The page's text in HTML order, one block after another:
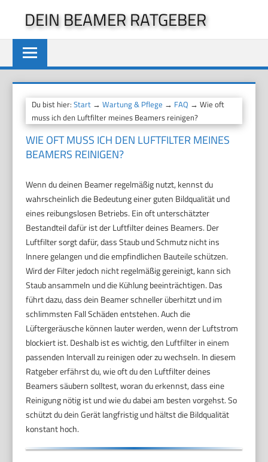
springen
DEIN BEAMER RATGEBER
Du bist hier:Start →Wartung & Pflege → FAQ → Wie oft
muss ich den Luftfilter meines Beamers reinigen?
WIE OFT MUSS ICH DEN LUFTFILTER MEINES
BEAMERS REINIGEN?
Wenn du deinen Beamer regelmäßig nutzt, kennst du
wahrscheinlich die Bedeutung einer guten Bildqualität und
eines reibungslosen Betriebs. Ein oft unterschätzter
Bestandteil dafür ist der Luftfilter deines Beamers. Der
Luftfilter sorgt dafür, dass Staub und Schmutz nicht ins
Innere gelangen und die empfindlichen Bauteile schützen.
Wird der Filter jedoch nicht regelmäßig gereinigt, kann sich
Staub ansammeln und die Kühlung beeinträchtigen. Das
führt dazu, dass dein Beamer schneller überhitzt und im
schlimmsten Fall Schäden entstehen. Auch die
Lüftergeräusche können lauter werden, wenn der Luftstrom
blockiert ist. Deshalb ist es wichtig, den Luftfilter in einem
passenden Intervall zu reinigen oder zu wechseln. In diesem
Ratgeber erfährst du, wie oft du den Luftfilter deines
Beamers säubern solltest, woran du erkennst, dass eine
Reinigung nötig ist und wie du dabei am besten vorgehst. So
schützt du dein Gerät langfristig und hältst die Bildqualität
konstant hoch.